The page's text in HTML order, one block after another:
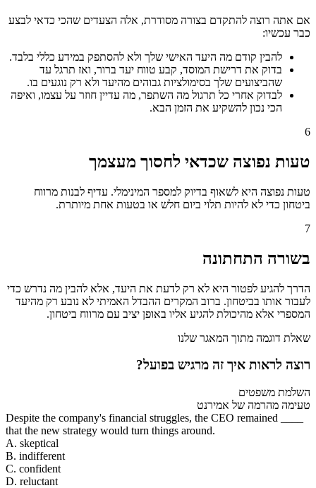
אם אתה רוצה להתקדם בצורה מסודרת, אלה הצעדים שהכי כדאי לבצע
כבר עכשיו:
להבין קודם מה היעד האישי שלך ולא להסתפק במידע כללי בלבד.
בדוק את דרישת המוסד, קבע טווח יעד ברור, ואז תרגל עד
שהביצועים שלך בסימולציות גבוהים מהיעד ולא רק נוגעים בו.
לבדוק אחרי כל תרגול מה השתפר, מה עדיין חוזר על עצמו, ואיפה
הכי נכון להשקיע את הזמן הבא.
6
טעות נפוצה שכדאי לחסוך מעצמך
טעות נפוצה היא לשאוף בדיוק למספר המינימלי. עדיף לבנות מרווח
ביטחון כדי לא להיות תלוי ביום חלש או בטעות אחת מיותרת.
7
בשורה התחתונה
הדרך להגיע לפטור היא לא רק לדעת את היעד, אלא להבין מה נדרש כדי
לעבור אותו בביטחון. ברוב המקרים ההבדל האמיתי לא נובע רק מהיעד
המספרי אלא מהיכולת להגיע אליו באופן יציב עם מרווח ביטחון.
שאלת דוגמה מתוך המאגר שלנו
רוצה לראות איך זה מרגיש בפועל?
השלמת משפטים
טעימה מהרמה של אמירנט
Despite the company's financial struggles, the CEO remained ____
that the new strategy would turn things around.
A. skeptical
B. indifferent
C. confident
D. reluctant